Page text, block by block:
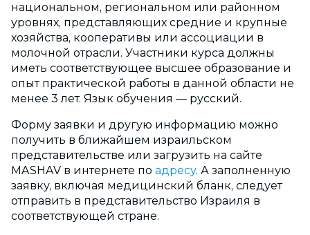
национальном, региональном или районном
уровнях, представляющих средние и крупные
хозяйства, кооперативы или ассоциации в
молочной отрасли. Участники курса должны
иметь соответствующее высшее образование и
опыт практической работы в данной области не
менее 3 лет. Язык обучения — русский.
Форму заявки и другую информацию можно
получить в ближайшем израильском
представительстве или загрузить на сайте
MASHAV в интернете по адресу. А заполненную
заявку, включая медицинский бланк, следует
отправить в представительство Израиля в
соответствующей стране.